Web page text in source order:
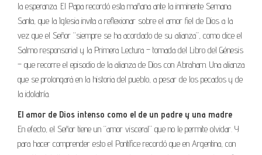
la esperanza. El Papa recordó esta mañana ante la inminente Semana
Santa, que la Iglesia invita a reflexionar sobre el amor fiel de Dios a la
vez que el Señor “siempre se ha acordado de su alianza”, como dice el
Salmo responsorial y la Primera Lectura – tomada del Libro del Génesis
– que recorre el episodio de la alianza de Dios con Abraham. Una alianza
que se prolongará en la historia del pueblo, a pesar de los pecados y de
la idolatría.
El amor de Dios intenso como el de un padre y una madre
En efecto, el Señor tiene un “amor visceral” que no le permite olvidar. Y
para hacer comprender esto el Pontífice recordó que en Argentina, con